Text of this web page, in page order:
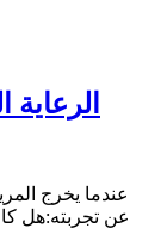
عندما يخرج
عن تجربته:هل